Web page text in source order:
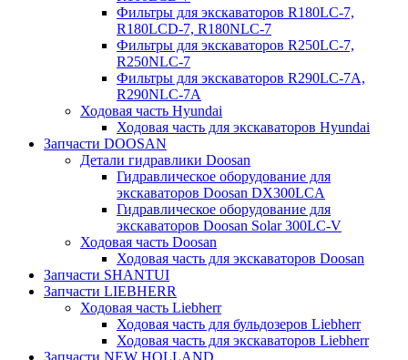
Фильтры для экскаваторов R180LC-7,
R180LCD-7, R180NLC-7
Фильтры для экскаваторов R250LC-7,
R250NLC-7
Фильтры для экскаваторов R290LC-7A,
R290NLC-7A
Ходовая часть Hyundai
Ходовая часть для экскаваторов Hyundai
Запчасти DOOSAN
Детали гидравлики Doosan
Гидравлическое оборудование для
экскаваторов Doosan DX300LCA
Гидравлическое оборудование для
экскаваторов Doosan Solar 300LC-V
Ходовая часть Doosan
Ходовая часть для экскаваторов Doosan
Запчасти SHANTUI
Запчасти LIEBHERR
Ходовая часть Liebherr
Ходовая часть для бульдозеров Liebherr
Ходовая часть для экскаваторов Liebherr
Запчасти NEW HOLLAND